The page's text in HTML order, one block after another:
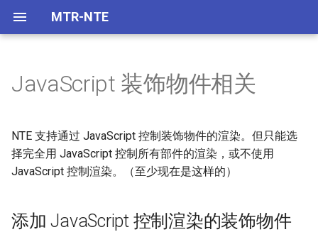
MTR-NTE
首页
特性功能
下载
OBJ 模型格式
将 OBJ 模型用于列车
装饰物件
概述
列车渲染样例
添加 JavaScript 控制渲染的装
全局环境
EyeCandyScriptContext
概述
显示屏工具类
首页
BVE 开发
JavaScript 装饰物件相关
NTE 支持通过 JavaScript 控制装饰物件的渲染。但只能选
择完全用 JavaScript 控制所有部件的渲染，或不使用
JavaScript 控制渲染。（至少现在是这样的）
添加 JavaScript 控制渲染的装饰物件